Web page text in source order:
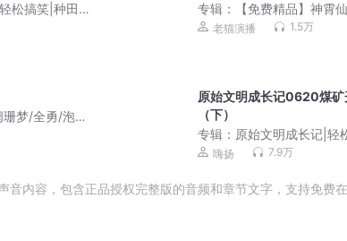
松搞笑|种田争
专辑：
【免费精品】神霄
幻 | 老猫演播领衔多人有声
老猫演播 1.5万
梦/全勇/泡芙
）
原始文明成长记0620煤矿
（下）
专辑： 原始文明成长记|轻
霸有声剧
嗨扬 7.9万
音内容，包含正品授权完整版的音频和章节文字，支持免费